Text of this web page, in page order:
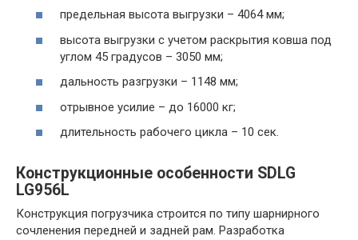
предельная высота выгрузки – 4064 мм;
высота выгрузки с учетом раскрытия ковша под
углом 45 градусов – 3050 мм;
дальность разгрузки – 1148 мм;
отрывное усилие – до 16000 кг;
длительность рабочего цикла – 10 сек.
Конструкционные особенности SDLG
LG956L
Конструкция погрузчика строится по типу шарнирного
сочленения передней и задней рам. Разработка